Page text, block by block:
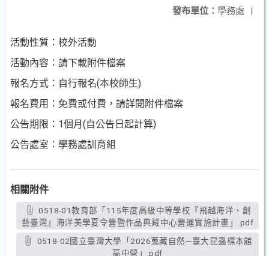
發布單位： 學務處 |
活動性質：校外活動
活動內容：請下載附件檔案
報名方式：自行報名(本校師生)
報名費用：免費或付費，請詳閱附件檔案
公告期限：1個月(自公告日起計算)
公告處室：學務處訓育組
相關附件
0518-01教育部「115年度高級中等學校『飛越海洋、創
藝臺灣』海洋美學夏令營暨作品典藏中心營運實施計畫」.pdf
高中營」.pdf